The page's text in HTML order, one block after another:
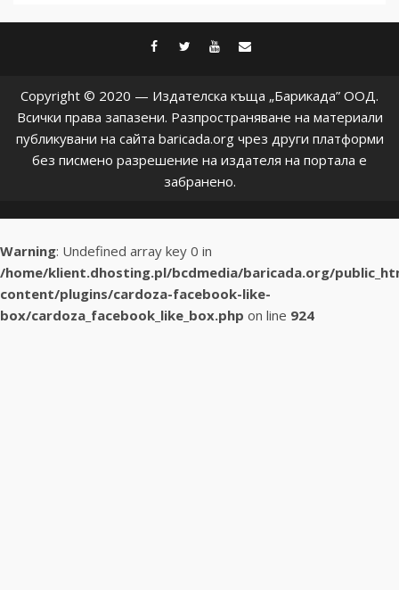
facebook
twitter
youtube
Copyright © 2020 — Издателска къща „Барикада” ООД.
Всички права запазени. Разпространяване на материали
публикувани на сайта baricada.org чрез други платформи
без писмено разрешение на издателя на портала е
забранено.
Warning: Undefined array key 0 in
/home/klient.dhosting.pl/bcdmedia/baricada.org/
content/plugins/cardoza-facebook-like-
box/cardoza_facebook_like_box.php on line 924